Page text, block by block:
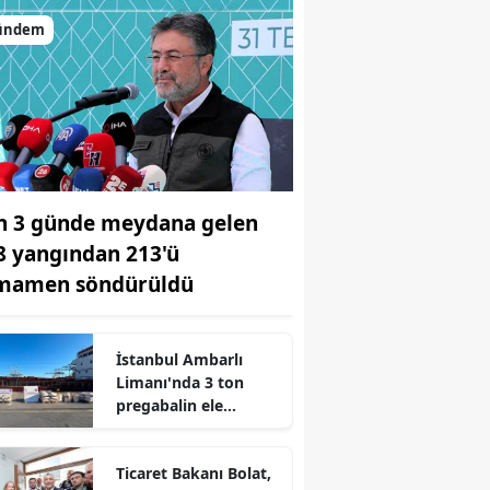
3 günde meydana gelen
yangından 213'ü
söndürüldü
İstanbul Ambarlı
Limanı'nda 3 ton
pregabalin ele
Ticaret Bakanı Bolat,